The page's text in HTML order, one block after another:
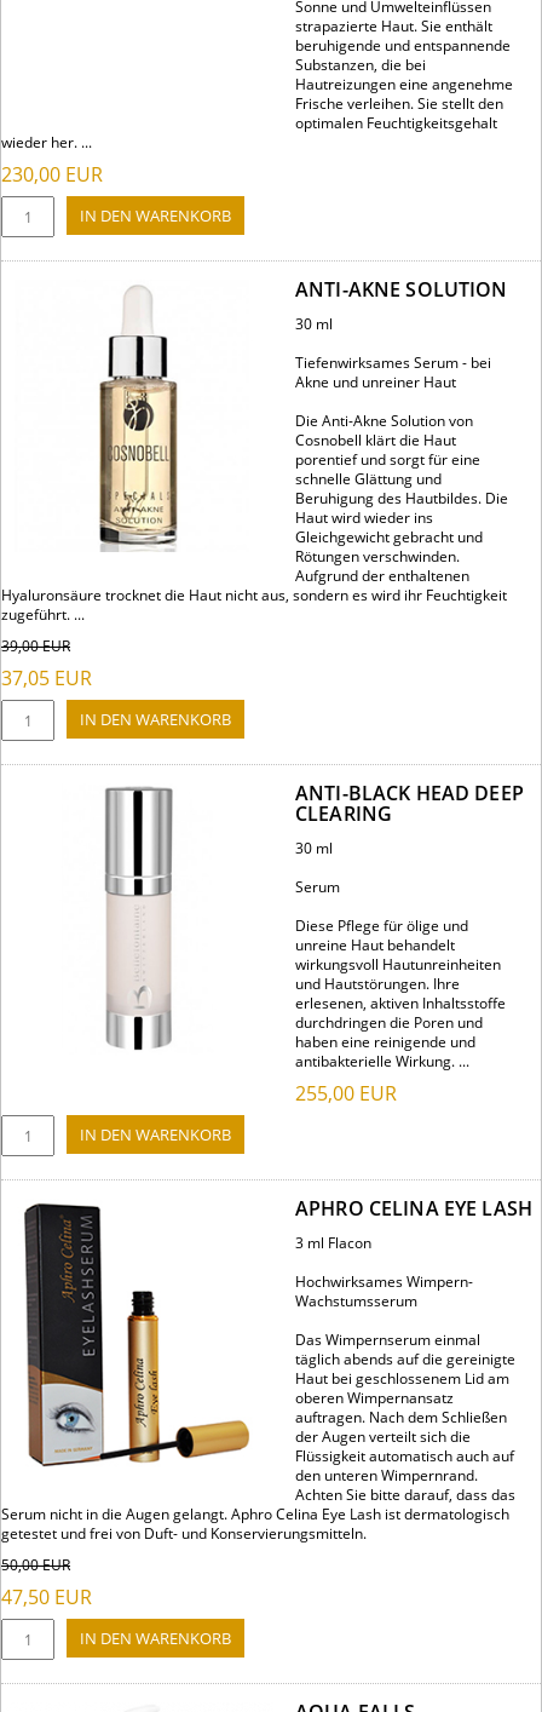
Sonne und Umwelteinflüssen
strapazierte Haut. Sie enthält
beruhigende und entspannende
Substanzen, die bei
Hautreizungen eine angenehme
Frische verleihen. Sie stellt den
optimalen Feuchtigkeitsgehalt
wieder her. ...
230,00 EUR
ANTI-AKNE SOLUTION
30 ml
Tiefenwirksames Serum - bei
Akne und unreiner Haut
Die Anti-Akne Solution von
Cosnobell klärt die Haut
porentief und sorgt für eine
schnelle Glättung und
Beruhigung des Hautbildes. Die
Haut wird wieder ins
Gleichgewicht gebracht und
Rötungen verschwinden.
Aufgrund der enthaltenen
Hyaluronsäure trocknet die Haut nicht aus, sondern es wird ihr Feuchtigkeit
zugeführt. ...
39,00EUR
37,05 EUR
ANTI-BLACK HEAD DEEP
CLEARING
30 ml
Serum
Diese Pflege für ölige und
unreine Haut behandelt
wirkungsvoll Hautunreinheiten
und Hautstörungen. Ihre
erlesenen, aktiven Inhaltsstoffe
durchdringen die Poren und
haben eine reinigende und
antibakterielle Wirkung. ...
255,00 EUR
APHRO CELINA EYE LASH
3 ml Flacon
Hochwirksames Wimpern-
Wachstumsserum
Das Wimpernserum einmal
täglich abends auf die gereinigte
Haut bei geschlossenem Lid am
oberen Wimpernansatz
auftragen. Nach dem Schließen
der Augen verteilt sich die
Flüssigkeit automatisch auch auf
den unteren Wimpernrand.
Achten Sie bitte darauf, dass das
Serum nicht in die Augen gelangt. Aphro Celina Eye Lash ist dermatologisch
getestet und frei von Duft- und Konservierungsmitteln.
50,00EUR
47,50 EUR